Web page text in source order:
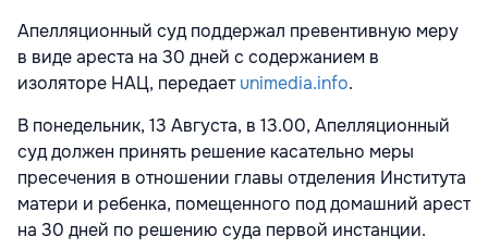
Апелляционный суд поддержал превентивную меру
в виде ареста на 30 дней с содержанием в
изоляторе НАЦ, передаетunimedia.info.
В понедельник, 13 Августа, в 13.00, Апелляционный
суд должен принять решение касательно меры
пресечения в отношении главы отделения Института
матери и ребенка, помещенного под домашний арест
на 30 дней по решению суда первой инстанции.